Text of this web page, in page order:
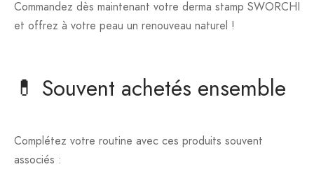
Commandez dès maintenant votre derma stamp SWORCHI
et offrez à votre peau un renouveau naturel !
💊 Souvent achetés ensemble
Complétez votre routine avec ces produits souvent
associés :